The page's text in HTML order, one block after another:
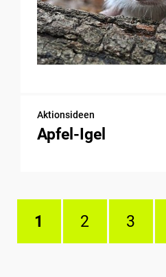
Aktionsideen
Apfel-Igel
1 2 3